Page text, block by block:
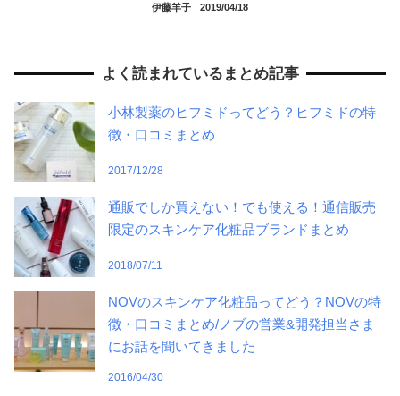
伊藤羊子 2019/04/18
よく読まれているまとめ記事
小林製薬のヒフミドってどう？ヒフミドの特
徴・口コミまとめ
2017/12/28
通販でしか買えない！でも使える！通信販売
限定のスキンケア化粧品ブランドまとめ
2018/07/11
NOVのスキンケア化粧品ってどう？NOVの特
徴・口コミまとめ/ノブの営業&開発担当さま
にお話を聞いてきました
2016/04/30